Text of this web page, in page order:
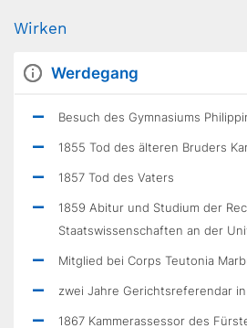
Wirken
Werdegang
Besuch des Gymnasiums
1855 Tod des älteren Bruders
1857 Tod des Vaters
1859 Abitur und Studium der
Staatswissenschaften an der
Mitglied bei Corps Teutonia
zwei Jahre Gerichtsreferendar
1867 Kammerassessor des